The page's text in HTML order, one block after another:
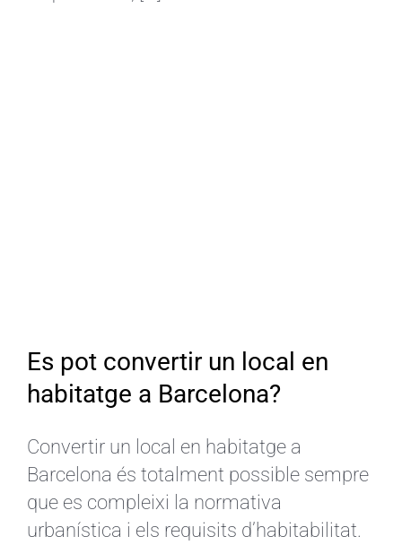
Es pot convertir un local en
habitatge a Barcelona?
Convertir un local en habitatge a
Barcelona és totalment possible sempre
que es compleixi la normativa
urbanística i els requisits d’habitabilitat.